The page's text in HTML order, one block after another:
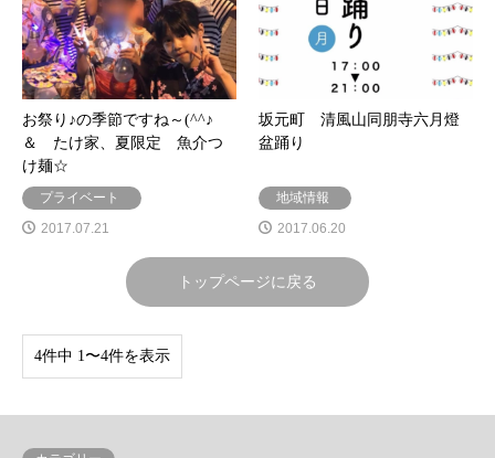
お祭り♪の季節ですね～(^^♪
＆ たけ家、夏限定 魚介つ
け麺☆
プライベート
2017.07.21
坂元町 清風山同朋寺六月燈
盆踊り
地域情報
2017.06.20
トップページに戻る
4件中 1〜4件を表示